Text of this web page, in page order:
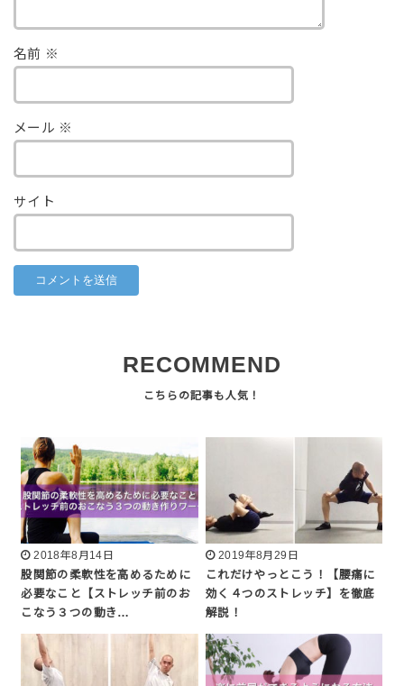
名前 ※
メール ※
サイト
RECOMMEND
2018年8月14日
股関節の柔軟性を高めるために
必要なこと【ストレッチ前のお
こなう３つの動き…
2019年8月29日
これだけやっとこう！【腰痛に
効く４つのストレッチ】を徹底
解説！